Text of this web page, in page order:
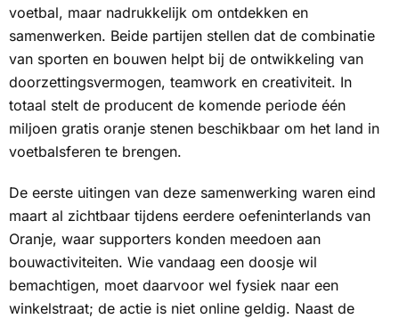
voetbal, maar nadrukkelijk om ontdekken en
samenwerken. Beide partijen stellen dat de combinatie
van sporten en bouwen helpt bij de ontwikkeling van
doorzettingsvermogen, teamwork en creativiteit. In
totaal stelt de producent de komende periode één
miljoen gratis oranje stenen beschikbaar om het land in
voetbalsferen te brengen.
De eerste uitingen van deze samenwerking waren eind
maart al zichtbaar tijdens eerdere oefeninterlands van
Oranje, waar supporters konden meedoen aan
bouwactiviteiten. Wie vandaag een doosje wil
bemachtigen, moet daarvoor wel fysiek naar een
winkelstraat; de actie is niet online geldig. Naast de